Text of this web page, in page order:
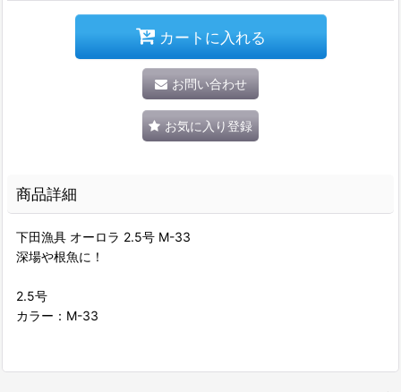
カートに入れる
お問い合わせ
お気に入り登録
商品詳細
下田漁具 オーロラ 2.5号 M-33
深場や根魚に！
2.5号
カラー：M-33